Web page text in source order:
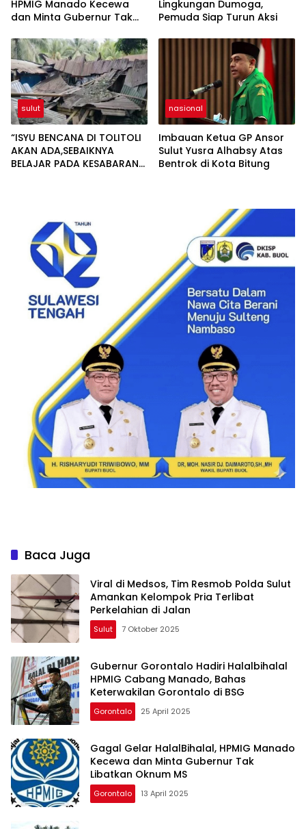
HPMIG Manado Kecewa
dan Minta Gubernur Tak
Lingkungan Dumoga,
Pemuda Siap Turun Aksi
sulut
“ISYU BENCANA DI TOLITOLI
AKAN ADA,SEBAIKNYA
BELAJAR PADA KESABARAN
nasional
Imbauan Ketua GP Ansor
Sulut Yusra Alhabsy Atas
Bentrok di Kota Bitung
Baca Juga
Viral di Medsos, Tim Resmob Polda Sulut
Amankan Kelompok Pria Terlibat
Perkelahian di Jalan
Sulut 7 Oktober 2025
Gubernur Gorontalo Hadiri Halalbihalal
HPMIG Cabang Manado, Bahas
Keterwakilan Gorontalo di BSG
Gorontalo 25 April 2025
Gagal Gelar HalalBihalal, HPMIG Manado
Kecewa dan Minta Gubernur Tak
Libatkan Oknum MS
Gorontalo 13 April 2025